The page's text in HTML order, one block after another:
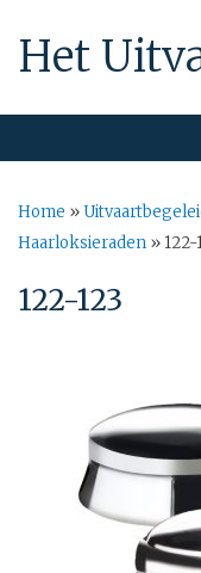
Het
Home »
Haarloksieraden » 122-
122-123